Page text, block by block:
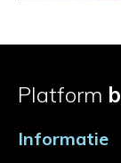
Platform
Informatie